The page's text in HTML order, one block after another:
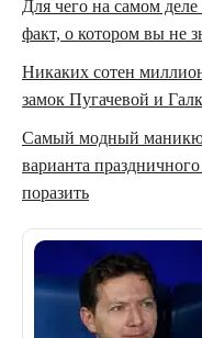
Для чего на самом
факт, о котором вы не
Никаких сотен
замок Пугачевой и
Самый модный
варианта
поразить